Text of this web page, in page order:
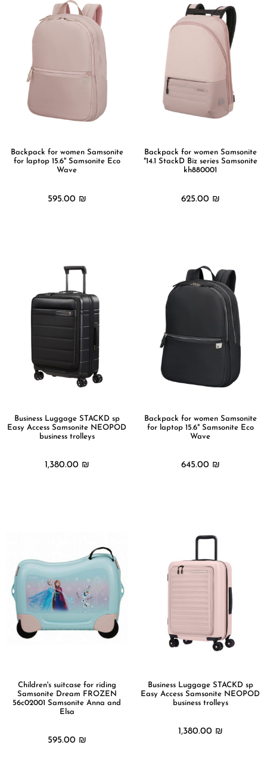
Backpack for women Samsonite
"14.1 StackD Biz series Samsonite
kh880001
625.00 ₪
Backpack for women Samsonite
for laptop 15.6" Samsonite Eco
Wave
595.00 ₪
Backpack for women Samsonite
for laptop 15.6" Samsonite Eco
Wave
645.00 ₪
Business Luggage STACKD sp
Easy Access Samsonite NEOPOD
business trolleys
1,380.00 ₪
Business Luggage STACKD sp
Easy Access Samsonite NEOPOD
business trolleys
1,380.00 ₪
Children's suitcase for riding
Samsonite Dream FROZEN
56c02001 Samsonite Anna and
Elsa
595.00 ₪